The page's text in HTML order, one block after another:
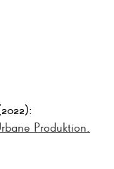
Produktion.